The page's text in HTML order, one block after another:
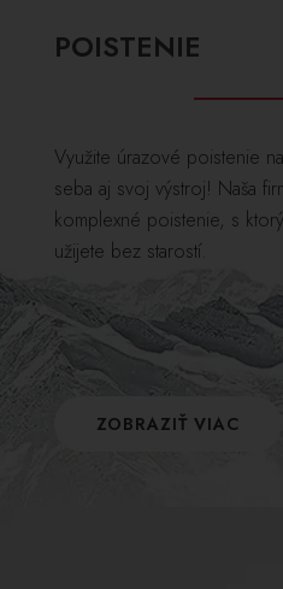
POISTENIE
Využite úrazové poistenie
seba aj svoj výstroj! Naša
komplexné poistenie, s
užijete bez starostí.
ZOBRAZIŤ VIAC